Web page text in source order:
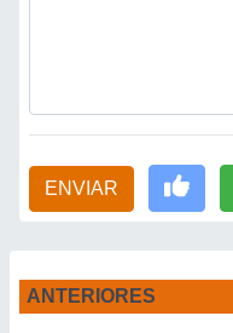
ENVIAR
ANTERIORES